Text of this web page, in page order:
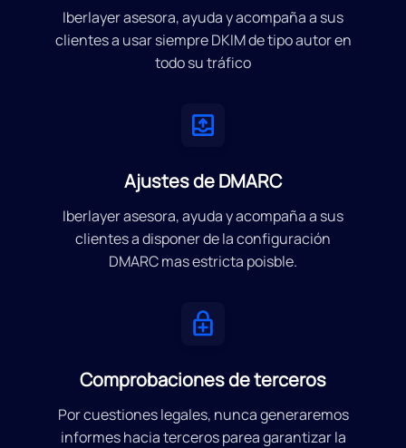
Iberlayer asesora, ayuda y acompaña a sus
clientes a usar siempre DKIM de tipo autor en
todo su tráfico
Ajustes de DMARC
Iberlayer asesora, ayuda y acompaña a sus
clientes a disponer de la configuración
DMARC mas estricta poisble.
Comprobaciones de terceros
Por cuestiones legales, nunca generaremos
informes hacia terceros parea garantizar la